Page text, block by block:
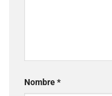
Nombre*